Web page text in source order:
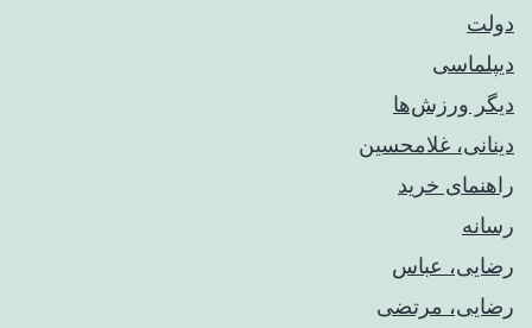
دولت
دیپلماسی
دیگر ورزش‌ها
دینانی، غلامحسین
راهنمای خريد
رسانه
رضایی، عباس
رضایی، مرتضی